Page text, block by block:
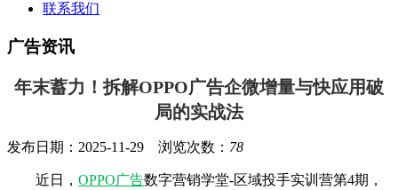
联系我们
广告资讯
年末蓄力！拆解OPPO广告企微增量与快应用破
局的实战法
发布日期：2025-11-29 浏览次数： 78
近日， OPPO广告数字营销学堂-区域投手实训营第4期，